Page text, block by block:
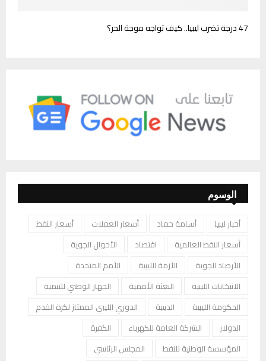
47 درجة تضرب ليبيا.. كيف تواجه موجة الحر؟
الوسوم
أخبار ليبيا أسامة حماد أسعار العملات
أسعار النفط
أسعار النفط العالمية
اقتصاد
الأحوال الجوية
الأرصاد الجوية
الأزمة الليبية
الأمم المتحدة
الانتخابات الليبية
البعثة الأممية
الجهاز الوطني للتنمية
الحكومة الليبية
الدبيبة
الدوري الليبي الممتاز لكرة القدم
الدولار
الشركة العامة للكهرباء
الكفرة
المؤسسة الوطنية للنفط
المجلس الرئاسي